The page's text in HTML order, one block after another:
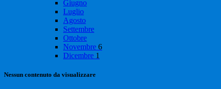
Giugno
Luglio
Agosto
Settembre
Ottobre
Novembre 6
Dicembre 1
Nessun contenuto da visualizzare